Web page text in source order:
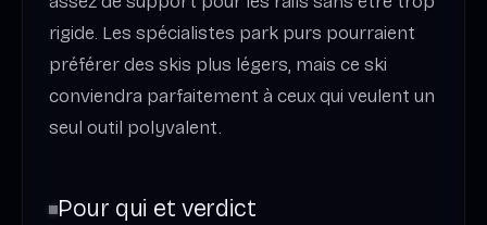
rigide. Les spécialistes park purs pourraient
préférer des skis plus légers, mais ce ski
conviendra parfaitement à ceux qui veulent un
seul outil polyvalent.
Pour qui et verdict